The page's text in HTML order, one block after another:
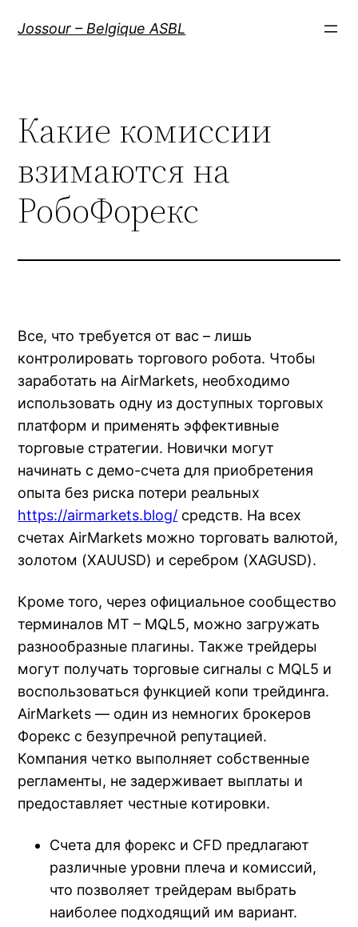
Jossour – Belgique ASBL
Какие комиссии
взимаются на
РобоФорекс
Все, что требуется от вас – лишь
контролировать торгового робота. Чтобы
заработать на AirMarkets, необходимо
использовать одну из доступных торговых
платформ и применять эффективные
торговые стратегии. Новички могут
начинать с демо-счета для приобретения
опыта без риска потери реальных
https://airmarkets.blog/ средств. На всех
счетах AirMarkets можно торговать валютой,
золотом (XAUUSD) и серебром (XAGUSD).
Кроме того, через официальное сообщество
терминалов MT – MQL5, можно загружать
разнообразные плагины. Также трейдеры
могут получать торговые сигналы с MQL5 и
воспользоваться функцией копи трейдинга.
AirMarkets — один из немногих брокеров
Форекс с безупречной репутацией.
Компания четко выполняет собственные
регламенты, не задерживает выплаты и
предоставляет честные котировки.
Счета для форекс и CFD предлагают
различные уровни плеча и комиссий,
что позволяет трейдерам выбрать
наиболее подходящий им вариант.